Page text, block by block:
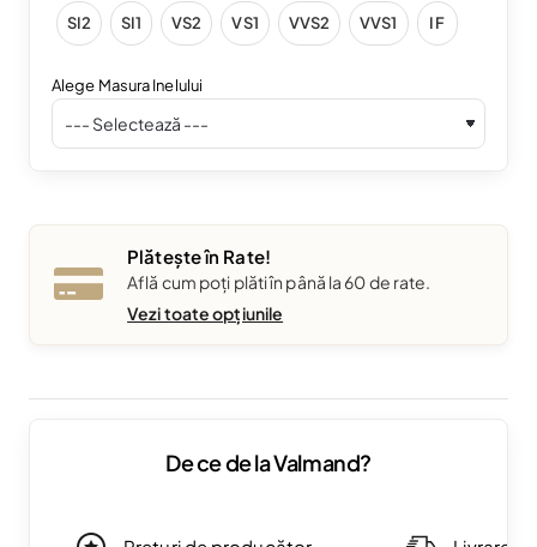
SI2
SI1 VS2 VS1 VVS2 VVS1 IF
Alege Masura Inelului
Plătește în Rate!
Află cum poți plăti în până la 60 de rate.
Vezi toate opțiunile
De ce de la Valmand?